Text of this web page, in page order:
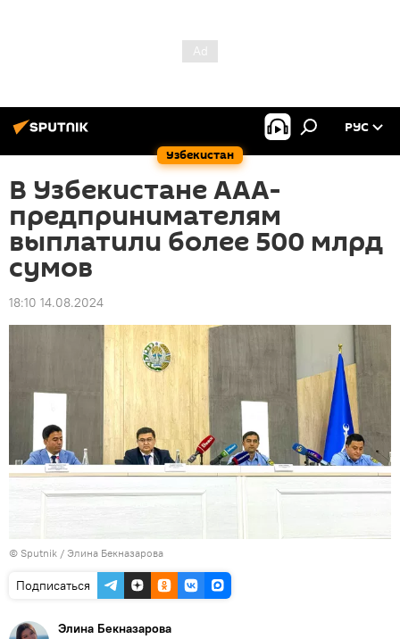
Узбекистан
РУС
В Узбекистане ААА-
предпринимателям
выплатили более 500 млрд
сумов
18:10 14.08.2024
© Sputnik / Элина Бекназарова
Подписаться
Элина Бекназарова